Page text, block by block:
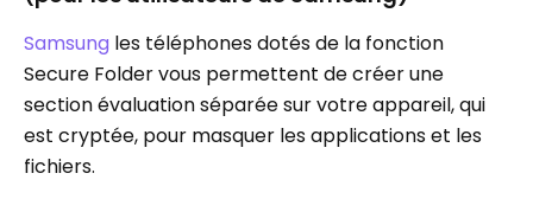
Samsung les téléphones dotés de la fonction
Secure Folder vous permettent de créer une
section évaluation séparée sur votre appareil, qui
est cryptée, pour masquer les applications et les
fichiers.